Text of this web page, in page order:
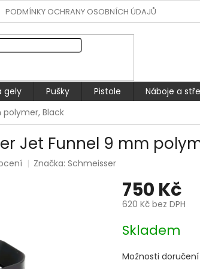
PODMÍNKY OCHRANY OSOBNÍCH ÚDAJŮ
gely Pušky Pistole Náboje a
Black
Jet Funnel 9 mm
Značka:Schmeisser
750 Kč
620 Kč bez DPH
cena:
Skladem
Možnosti doručení